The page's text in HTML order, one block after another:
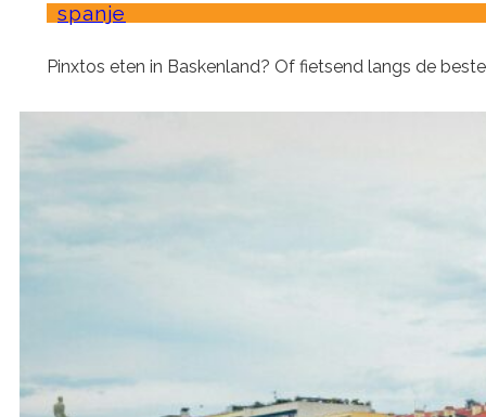
spanje
Pinxtos eten in Baskenland? Of fietsend langs de